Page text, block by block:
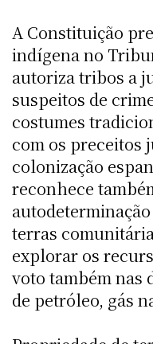
A Constituição
indígena no
autoriza tribos a
suspeitos de
costumes
com os preceitos
colonização
reconhece
terras
explorar os
voto também nas
de petróleo, gás